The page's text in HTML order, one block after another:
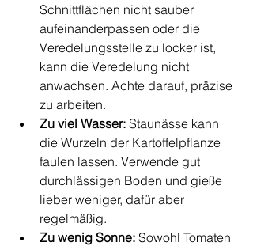
Schnittflächen nicht sauber
aufeinanderpassen oder die
Veredelungsstelle zu locker ist,
kann die Veredelung nicht
anwachsen. Achte darauf, präzise
zu arbeiten.
Zu viel Wasser: Staunässe kann
die Wurzeln der Kartoffelpflanze
faulen lassen. Verwende gut
durchlässigen Boden und gieße
lieber weniger, dafür aber
regelmäßig.
Zu wenig Sonne: Sowohl Tomaten